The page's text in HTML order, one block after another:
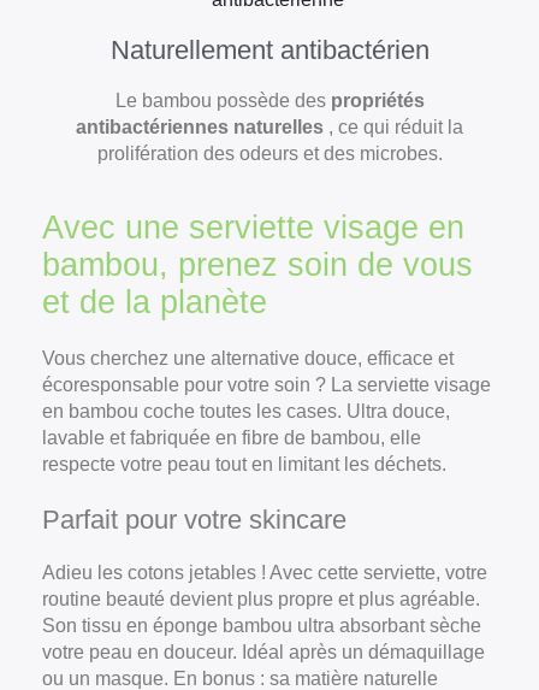
Naturellement antibactérien
Le bambou possède des propriétés
antibactériennes naturelles , ce qui réduit la
prolifération des odeurs et des microbes.
Avec une serviette visage en
bambou, prenez soin de vous
et de la planète
Vous cherchez une alternative douce, efficace et
écoresponsable pour votre soin ? La serviette visage
en bambou coche toutes les cases. Ultra douce,
lavable et fabriquée en fibre de bambou, elle
respecte votre peau tout en limitant les déchets.
Parfait pour votre skincare
Adieu les cotons jetables ! Avec cette serviette, votre
routine beauté devient plus propre et plus agréable.
Son tissu en éponge bambou ultra absorbant sèche
votre peau en douceur. Idéal après un démaquillage
ou un masque. En bonus : sa matière naturelle